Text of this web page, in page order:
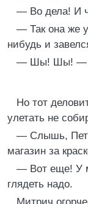
— Во дела! И
— Так она же
нибудь и
— Шы! Шы! —
Но тот
улетать не
— Слышь,
магазин за
— Вот еще! У
глядеть надо.